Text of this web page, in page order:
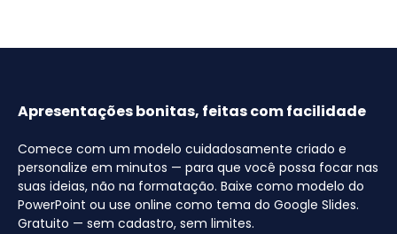
Apresentações bonitas, feitas com facilidade
Comece com um modelo cuidadosamente criado e
personalize em minutos — para que você possa focar nas
suas ideias, não na formatação. Baixe como modelo do
PowerPoint ou use online como tema do Google Slides.
Gratuito — sem cadastro, sem limites.